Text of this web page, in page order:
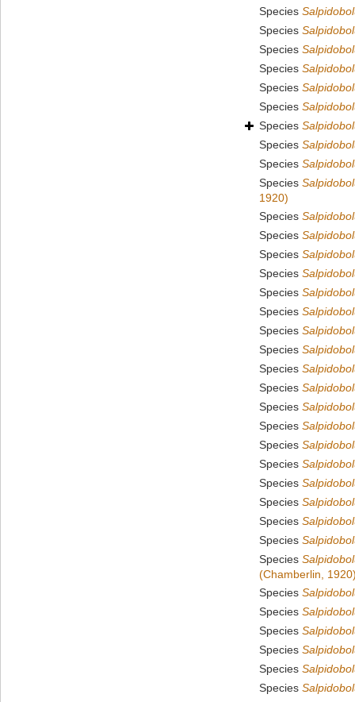
Species
Species
Species
Species
Species
Species
Species
Species
Species
Species
1920)
Species
Species
Species
Species
Species
Species
Species
Species
Species
Species
Species
Species
Species
Species
Species
Species
Species
Species
Species
(Chamberlin,
Species
Species
Species
Species
Species
Species